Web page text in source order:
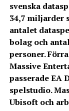
svenska
34,7 miljarder
antalet
bolag och
personer.
Massive
passerade EA
spelstudio.
Ubisoft och